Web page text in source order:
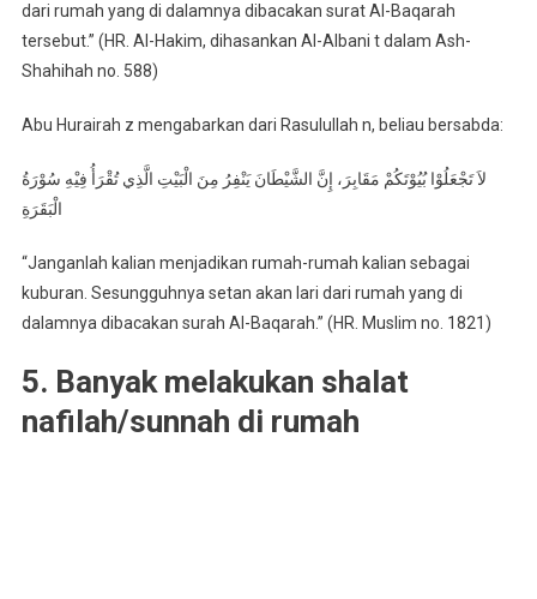
dari rumah yang di dalamnya dibacakan surat Al-Baqarah
tersebut.” (HR. Al-Hakim, dihasankan Al-Albani t dalam Ash-
Shahihah no. 588)
Abu Hurairah z mengabarkan dari Rasulullah n, beliau bersabda:
لاَ تَجْعَلُوْا بُيُوْتَكُمْ مَقَابِرَ، إِنَّ الشَّيْطَانَ يَنْفِرُ مِنَ الْبَيْتِ الَّذِي تُقْرَأُ فِيْهِ سُوْرَةُ
الْبَقَرَةِ
“Janganlah kalian menjadikan rumah-rumah kalian sebagai
kuburan. Sesungguhnya setan akan lari dari rumah yang di
dalamnya dibacakan surah Al-Baqarah.” (HR. Muslim no. 1821)
5. Banyak melakukan shalat
nafilah/sunnah di rumah